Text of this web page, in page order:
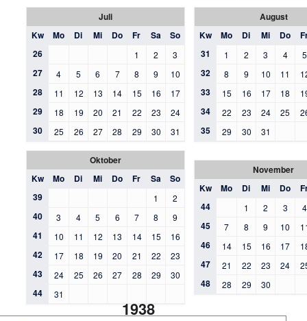
Juli
Kw
Mo Di Mi Do Fr Sa
So
26
1 2 3
27 4 5 6 7 8 9 10
28 11 12 13 14 15 16 17
29 18 19 20 21 22 23 24
30 25 26 27 28 29 30 31
August
Kw
Mo Di Mi Do
31
1 2 3 4 5
32 8 9 10 11
33 15 16 17 18
34 22 23 24 25
35 29 30 31
Oktober
Kw
Mo Di Mi Do Fr Sa
So
39
1 2
40 3 4 5 6 7 8 9
41 10 11 12 13 14 15 16
42 17 18 19 20 21 22 23
43 24 25 26 27 28 29 30
44 31
November
Kw
Mo Di Mi Do
44
1 2 3 4
45 7 8 9 10
46 14 15 16 17
47 21 22 23 24
48 28 29 30
1938